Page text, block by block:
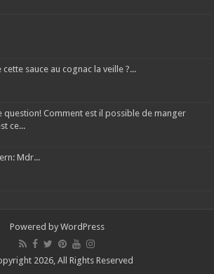
sauce au cognac la veille ?...
question! Comment est il possible de manger
ce...
Mdr...
Powered by WordPress
2026, All Rights Reserved